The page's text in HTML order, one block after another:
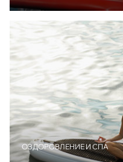
ОЗДОРОВЛЕНИЕ И СПА